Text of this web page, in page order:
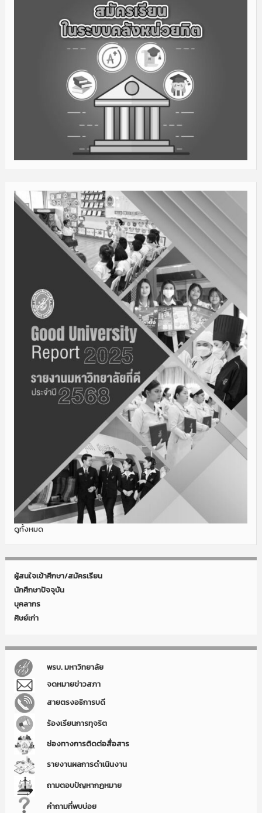
ดูทั้งหมด
ผู้สนใจเข้าศึกษา/สมัครเรียน
นักศึกษาปัจจุบัน
บุคลากร
ศิษย์เก่า
พรบ. มหาวิทยาลัย
จดหมายข่าวสภา
สายตรงอธิการบดี
ร้องเรียนการทุจริต
ช่องทางการติดต่อสื่อสาร
รายงานผลการดำเนินงาน
ถามตอบปัญหากฏหมาย
คำถามที่พบบ่อย